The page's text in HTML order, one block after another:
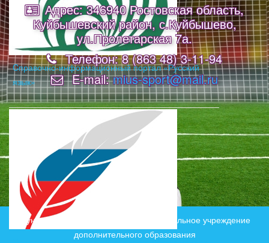
Cправочно-информационный портал «Русский
язык»
Адрес: 346940 Ростовская область,
Куйбышевский район, с.Куйбышево,
ул.Пролетарская 7а.
Телефон: 8 (863 48) 3-11-94
E-mail:mius-sport@mail.ru
Муниципальное бюджетное образовательное учреждение
дополнительного образования